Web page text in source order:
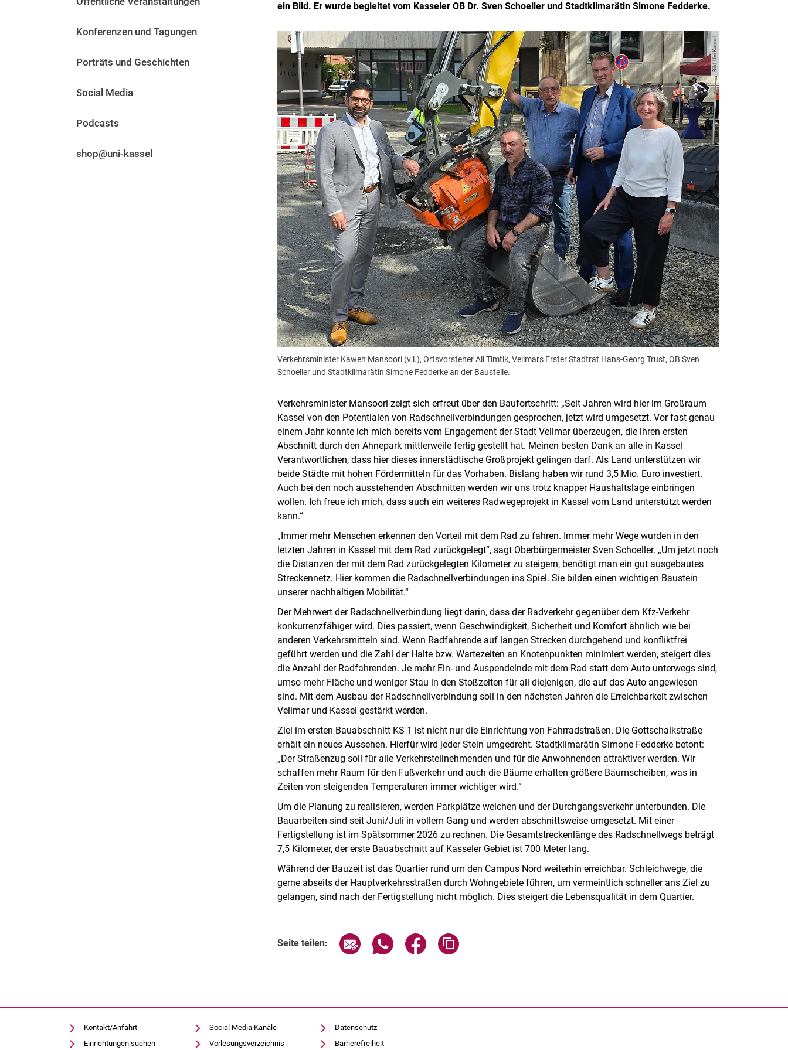
Stellenangebote
Alum­ni und Freunde
Kontakt und Standorte
Konferenzen und Tagungen
Porträts und Geschichten
Social Media
Podcasts
shop@uni-kassel
ein Bild. Er wurde begleitet vom Kasseler OB Dr. Sven Schoeller und Stadtklimarätin Simone Fedderke.
Bild: Uni Kassel.
Verkehrsminister Kaweh Mansoori (v.l.), Ortsvorsteher Ali Timtik, Vellmars Erster Stadtrat Hans-Georg Trust, OB Sven
Schoeller und Stadtklimarätin Simone Fedderke an der Baustelle.
Verkehrsminister Mansoori zeigt sich erfreut über den Baufortschritt: „Seit Jahren wird hier im Großraum
Kassel von den Potentialen von Radschnellverbindungen gesprochen, jetzt wird umgesetzt. Vor fast genau
einem Jahr konnte ich mich bereits vom Engagement der Stadt Vellmar überzeugen, die ihren ersten
Abschnitt durch den Ahnepark mittlerweile fertig gestellt hat. Meinen besten Dank an alle in Kassel
Verantwortlichen, dass hier dieses innerstädtische Großprojekt gelingen darf. Als Land unterstützen wir
beide Städte mit hohen Fördermitteln für das Vorhaben. Bislang haben wir rund 3,5 Mio. Euro investiert.
Auch bei den noch ausstehenden Abschnitten werden wir uns trotz knapper Haushaltslage einbringen
wollen. Ich freue ich mich, dass auch ein weiteres Radwegeprojekt in Kassel vom Land unterstützt werden
kann.“
„Immer mehr Menschen erkennen den Vorteil mit dem Rad zu fahren. Immer mehr Wege wurden in den
letzten Jahren in Kassel mit dem Rad zurückgelegt“, sagt Oberbürgermeister Sven Schoeller. „Um jetzt noch
die Distanzen der mit dem Rad zurückgelegten Kilometer zu steigern, benötigt man ein gut ausgebautes
Streckennetz. Hier kommen die Radschnellverbindungen ins Spiel. Sie bilden einen wichtigen Baustein
unserer nachhaltigen Mobilität.“
Der Mehrwert der Radschnellverbindung liegt darin, dass der Radverkehr gegenüber dem Kfz‐Verkehr
konkurrenzfähiger wird. Dies passiert, wenn Geschwindigkeit, Sicherheit und Komfort ähnlich wie bei
anderen Verkehrsmitteln sind. Wenn Radfahrende auf langen Strecken durchgehend und konfliktfrei
geführt werden und die Zahl der Halte bzw. Wartezeiten an Knotenpunkten minimiert werden, steigert dies
die Anzahl der Radfahrenden. Je mehr Ein‐ und Auspendelnde mit dem Rad statt dem Auto unterwegs sind,
umso mehr Fläche und weniger Stau in den Stoßzeiten für all diejenigen, die auf das Auto angewiesen
sind. Mit dem Ausbau der Radschnellverbindung soll in den nächsten Jahren die Erreichbarkeit zwischen
Vellmar und Kassel gestärkt werden.
Ziel im ersten Bauabschnitt KS 1 ist nicht nur die Einrichtung von Fahrradstraßen. Die Gottschalkstraße
erhält ein neues Aussehen. Hierfür wird jeder Stein umgedreht. Stadtklimarätin Simone Fedderke betont:
„Der Straßenzug soll für alle Verkehrsteilnehmenden und für die Anwohnenden attraktiver werden. Wir
schaffen mehr Raum für den Fußverkehr und auch die Bäume erhalten größere Baumscheiben, was in
Zeiten von steigenden Temperaturen immer wichtiger wird.“
Um die Planung zu realisieren, werden Parkplätze weichen und der Durchgangsverkehr unterbunden. Die
Bauarbeiten sind seit Juni/Juli in vollem Gang und werden abschnittsweise umgesetzt. Mit einer
Fertigstellung ist im Spätsommer 2026 zu rechnen. Die Gesamtstreckenlänge des Radschnellwegs beträgt
7,5 Kilometer, der erste Bauabschnitt auf Kasseler Gebiet ist 700 Meter lang.
Während der Bauzeit ist das Quartier rund um den Campus Nord weiterhin erreichbar. Schleichwege, die
gerne abseits der Hauptverkehrsstraßen durch Wohngebiete führen, um vermeintlich schneller ans Ziel zu
gelangen, sind nach der Fertigstellung nicht möglich. Dies steigert die Lebensqualität in dem Quartier.
Seite teilen: Seite über E-Mail teilen
Seite über WhatsApp teilen (externer Link, öffnet neues Fenster)
Seite über Facebook teilen (externer Link, öffnet neues Fenster)
Kontakt/Anfahrt
Einrichtungen suchen
Social Media Kanäle
Vorlesungsverzeichnis
Datenschutz
Barrierefreiheit